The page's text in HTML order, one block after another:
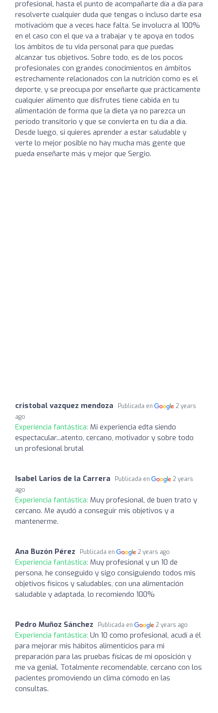
profesional, hasta el punto de acompañarte día a día para
resolverte cualquier duda que tengas o incluso darte esa
motivacióm que a veces hace falta. Se involucra al 100%
en el caso con el que va a trabajar y te apoya en todos
los ámbitos de tu vida personal para que puedas
alcanzar tus objetivos. Sobre todo, es de los pocos
profesionales con grandes conocimientos en ámbitos
estrechamente relacionados con la nutrición como es el
deporte, y se preocupa por enseñarte que prácticamente
cualquier alimento que disfrutes tiene cabida en tu
alimentación de forma que la dieta ya no parezca un
período transitorio y que se convierta en tu día a día.
Desde luego, si quieres aprender a estar saludable y
verte lo mejor posible no hay mucha más gente que
pueda enseñarte más y mejor que Sergio.
cristobal vazquez mendoza Publicada en
2 years
ago
Experiencia fantástica: Mi experiencia edta siendo
espectacular...atento, cercano, motivador y sobre todo
un profesional brutal
Isabel Larios de la Carrera Publicada en
2 years
ago
Experiencia fantástica: Muy profesional, de buen trato y
cercano. Me ayudó a conseguir mis objetivos y a
mantenerme.
Ana Buzón Pérez Publicada en 2 years ago
Experiencia fantástica: Muy profesional y un 10 de
persona, he conseguido y sigo consiguiendo todos mis
objetivos físicos y saludables, con una alimentación
saludable y adaptada, lo recomiendo 100%
Pedro Muñoz Sánchez Publicada en 2 years ago
Experiencia fantástica: Un 10 como profesional, acudí a él
para mejorar mis hábitos alimenticios para mi
preparación para las pruebas físicas de mi oposición y
me va genial. Totalmente recomendable, cercano con los
pacientes promoviendo un clima cómodo en las
consultas.